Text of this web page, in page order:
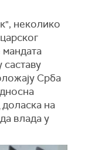
неколико
саставу
Срба
доласка на
влада у